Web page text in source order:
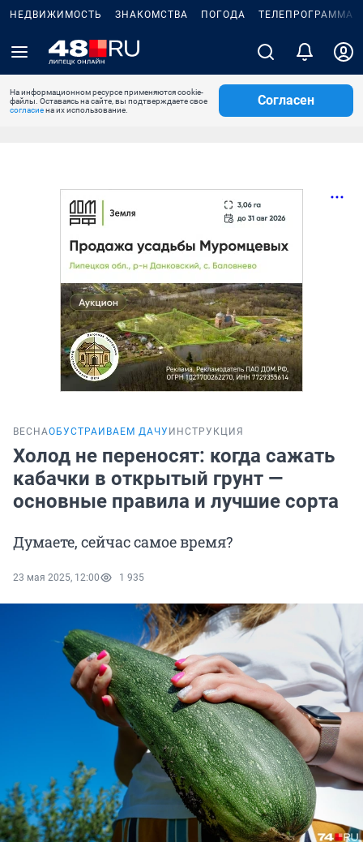
НЕДВИЖИМОСТЬ ЗНАКОМСТВА ПОГОДА ТЕЛЕПРОГРАММА
На информационном ресурсе применяются cookie-
файлы. Оставаясь на сайте, вы подтверждаете свое
согласиена их использование.
Согласен
ВЕСНАОБУСТРАИВАЕМ ДАЧУ ИНСТРУКЦИЯ
Холод не переносят: когда сажать
кабачки в открытый грунт —
основные правила и лучшие сорта
Думаете, сейчас самое время?
23 мая 2025, 12:00 1 935